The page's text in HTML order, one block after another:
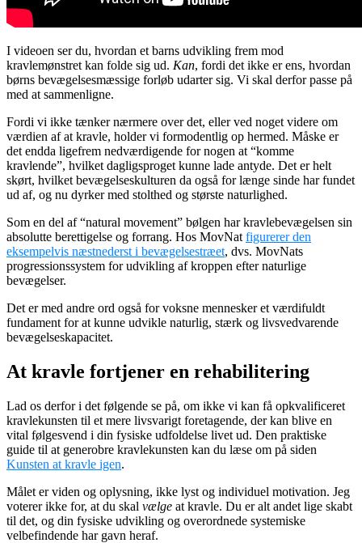
I videoen ser du, hvordan et barns udvikling frem mod
kravlemønstret kan folde sig ud. Kan, fordi det ikke er ens, hvordan
børns bevægelsesmæssige forløb udarter sig. Vi skal derfor passe på
med at sammenligne.
Fordi vi ikke tænker nærmere over det, eller ved noget videre om
værdien af at kravle, holder vi formodentlig op hermed. Måske er
det endda ligefrem nedværdigende for nogen at “komme
kravlende”, hvilket dagligsproget kunne lade antyde. Det er helt
skørt, hvilket bevægelseskulturen da også for længe sinde har fundet
ud af, og nu dyrker med stolthed og største naturlighed.
Som en del af “natural movement” bølgen har kravlebevægelsen sin
absolutte berettigelse og forrang. Hos MovNat figurerer den
eksempelvis næstnederst i bevægelsestræet, dvs. MovNats
progressionssystem for udvikling af kroppen efter naturlige
bevægelser.
Det er med andre ord også for voksne mennesker et værdifuldt
fundament for at kunne udvikle naturlig, stærk og livsvedvarende
bevægelseskapacitet.
At kravle fortjener en rehabilitering
Lad os derfor i det følgende se på, om ikke vi kan få opkvalificeret
kravlekunsten til et mere livsvarigt foretagende, der kan blive en
vital følgesvend i din fysiske udfoldelse livet ud. Den praktiske
guide til at generobre kravlekunsten kan du læse om på siden
Kunsten at kravle igen.
Målet er viden og oplysning, ikke lyst og individuel motivation. Jeg
voterer ikke for, at du skal vælge at kravle. Du er alt andet lige skabt
til det, og din fysiske udvikling og overordnede systemiske
velbefindende har gavn heraf.